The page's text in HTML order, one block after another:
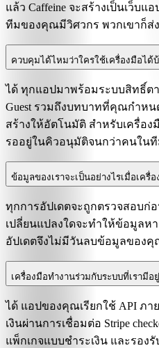
แล้ว Caffeine จะสร้างเป็นเว็บ
ทีมของคุณมีวิศวกร พวกเขาก็ส่
ควบคุมได้ไหมว่าใครใช้เครื่องมือได้
ได้ ทุกแอปมาพร้อมระบบสิทธิ์ต
Guest รวมถึงบทบาทที่คุณกำห
สร้างให้อัตโนมัติ สำหรับเครื่อ
รออยู่ในคิวอนุมัติจนกว่าคนใน
ข้อมูลของเราจะเป็นอย่างไรเมื่อเครื่
ทุกการอัปเดตจะถูกตรวจสอบก่
เปลี่ยนแปลงใดจะทำให้ข้อมูลห
อัปเดตจึงไม่มีวันลบข้อมูลของ
เครื่องมือทำงานร่วมกับระบบที่เรามีอ
ได้ แอปของคุณเรียกใช้ API ภา
เงินผ่านการเชื่อมต่อ Stripe
แพ็กเกจแบบชำระเงิน และรอง